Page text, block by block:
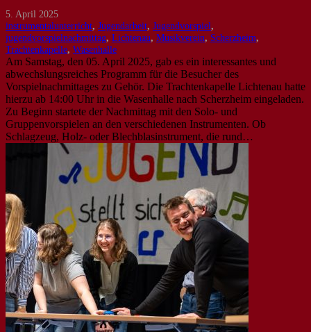
5. April 2025
instrumentalunterricht, Jugendarbeit, Jugendvorspiel,
jugendvorspielnachmittag, Lichtenau, Musikverein, Scherzheim,
Trachtenkapelle, Wasenhalle
Am Samstag, den 05. April 2025, gab es ein interessantes und
abwechslungsreiches Programm für die Besucher des
Vorspielnachmittages zu Gehör. Die Trachtenkapelle Lichtenau hatte
hierzu ab 14:00 Uhr in die Wasenhalle nach Scherzheim eingeladen.
Zu Beginn startete der Nachmittag mit den Solo- und
Gruppenvorspielen an den verschiedenen Instrumenten. Ob
Schlagzeug, Holz- oder Blechblasinstrument, die rund…